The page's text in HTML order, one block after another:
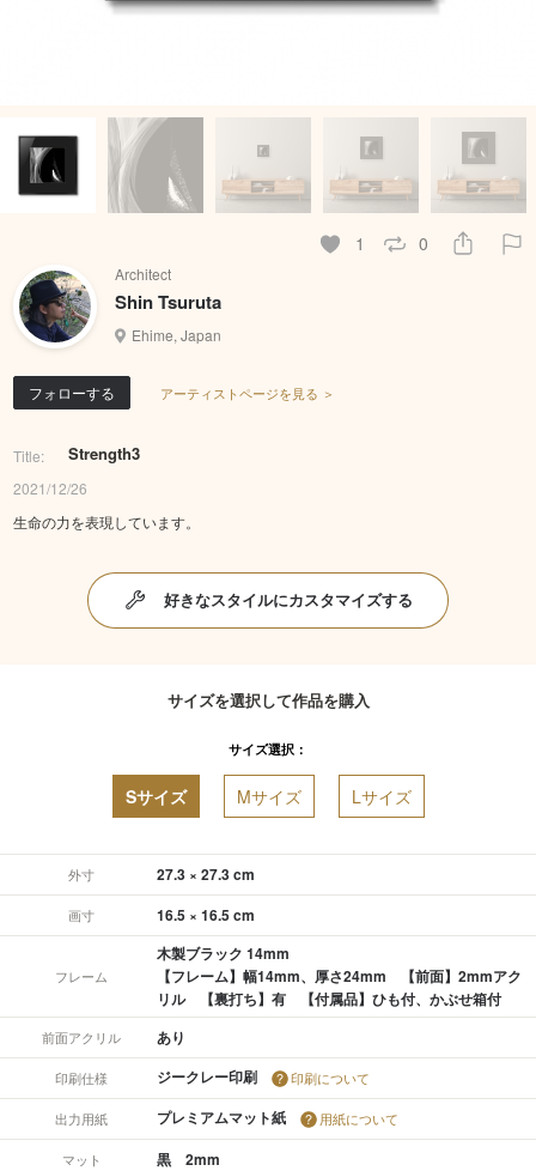
1 0
Architect
Shin Tsuruta
Ehime, Japan
フォローする アーティストページを見る ＞
Title: Strength3
2021/12/26
生命の力を表現しています。
好きなスタイルにカスタマイズする
サイズを選択して作品を購入
サイズ選択：
Sサイズ Mサイズ Lサイズ
外寸 27.3 × 27.3 cm
画寸 16.5 × 16.5 cm
フレーム
木製ブラック 14mm
【フレーム】幅14mm、厚さ24mm 【前面】2mmアク
リル 【裏打ち】有 【付属品】ひも付、かぶせ箱付
前面アクリル あり
印刷仕様 ジークレー印刷 印刷について
出力用紙 プレミアムマット紙 用紙について
マット 黒 2mm